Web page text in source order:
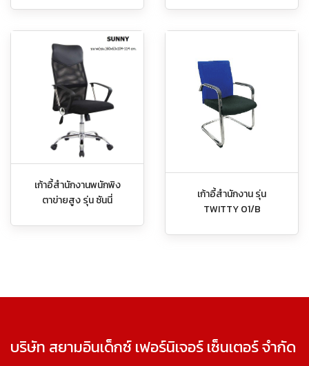
เก้าอี้สำนักงานพนักพิง
ตาข่ายสูง รุ่น ซันนี่
เก้าอี้สำนักงาน รุ่น
TWITTY 01/B
บริษัท สยามอินเด็กซ์ เฟอร์นิเจอร์ เซ็นเตอร์ จำกัด